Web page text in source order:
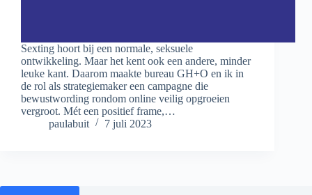
Sexting hoort bij een normale, seksuele
ontwikkeling. Maar het kent ook een andere, minder
leuke kant. Daarom maakte bureau GH+O en ik in
de rol als strategiemaker een campagne die
bewustwording rondom online veilig opgroeien
vergroot. Mét een positief frame,…
paulabuit
7 juli 2023